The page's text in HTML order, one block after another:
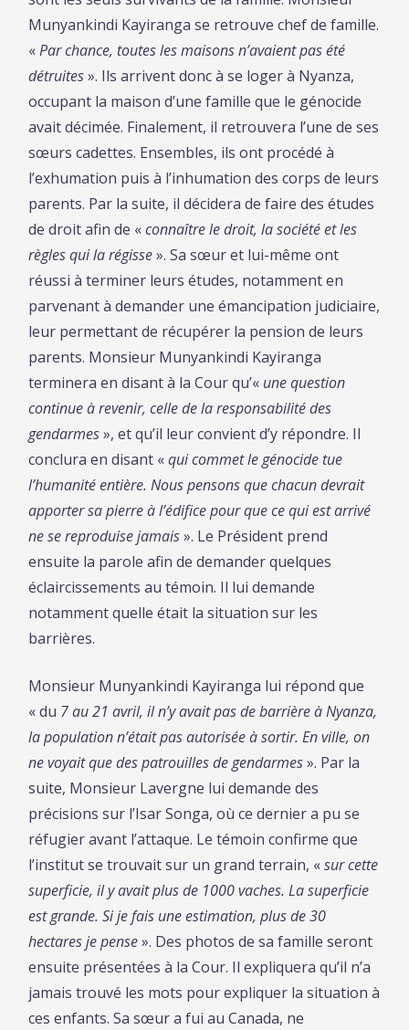
Munyankindi Kayiranga se retrouve chef de famille.
«Par chance, toutes les maisons n’avaient pas été
détruites». Ils arrivent donc à se loger à Nyanza,
occupant la maison d’une famille que le génocide
avait décimée. Finalement, il retrouvera l’une de ses
sœurs cadettes. Ensembles, ils ont procédé à
l’exhumation puis à l’inhumation des corps de leurs
parents. Par la suite, il décidera de faire des études
de droit afin de «connaître le droit, la société et les
règles qui la régisse». Sa sœur et lui-même ont
réussi à terminer leurs études, notamment en
parvenant à demander une émancipation judiciaire,
leur permettant de récupérer la pension de leurs
parents. Monsieur Munyankindi Kayiranga
terminera en disant à la Cour qu’« une question
continue à revenir, celle de la responsabilité des
gendarmes», et qu’il leur convient d’y répondre. Il
conclura en disant «qui commet le génocide tue
l’humanité entière. Nous pensons que chacun devrait
apporter sa pierre à l’édifice pour que ce qui est arrivé
ne se reproduise jamais». Le Président prend
ensuite la parole afin de demander quelques
éclaircissements au témoin. Il lui demande
notamment quelle était la situation sur les
barrières.
Monsieur Munyankindi Kayiranga lui répond que
« du 7 au 21 avril, il n’y avait pas de barrière à Nyanza,
la population n’était pas autorisée à sortir. En ville, on
ne voyait que des patrouilles de gendarmes». Par la
suite, Monsieur Lavergne lui demande des
précisions sur l’Isar Songa, où ce dernier a pu se
réfugier avant l’attaque. Le témoin confirme que
l’institut se trouvait sur un grand terrain, «sur cette
superficie, il y avait plus de 1000 vaches. La superficie
est grande. Si je fais une estimation, plus de 30
hectares je pense». Des photos de sa famille seront
ensuite présentées à la Cour. Il expliquera qu’il n’a
jamais trouvé les mots pour expliquer la situation à
ces enfants. Sa sœur a fui au Canada, ne